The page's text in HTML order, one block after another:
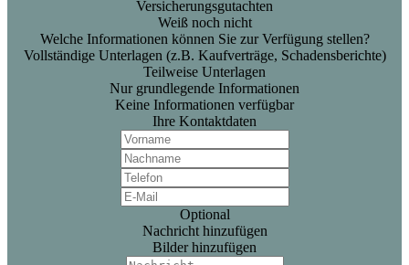
Versicherungsgutachten
Weiß noch nicht
Welche Informationen können Sie zur Verfügung stellen?
Vollständige Unterlagen (z.B. Kaufverträge, Schadensberichte)
Teilweise Unterlagen
Nur grundlegende Informationen
Keine Informationen verfügbar
Ihre Kontaktdaten
Optional
Nachricht hinzufügen
Bilder hinzufügen